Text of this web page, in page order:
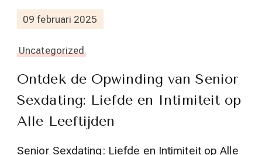
09 februari 2025
Uncategorized
Ontdek de Opwinding van Senior
Sexdating: Liefde en Intimiteit op
Alle Leeftijden
Senior Sexdating: Liefde en Intimiteit op Alle